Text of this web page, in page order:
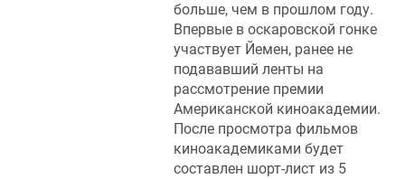
больше, чем в прошлом году.
Впервые в оскаровской гонке
участвует Йемен, ранее не
подававший ленты на
рассмотрение премии
Американской киноакадемии.
После просмотра фильмов
киноакадемиками будет
составлен шорт-лист из 5